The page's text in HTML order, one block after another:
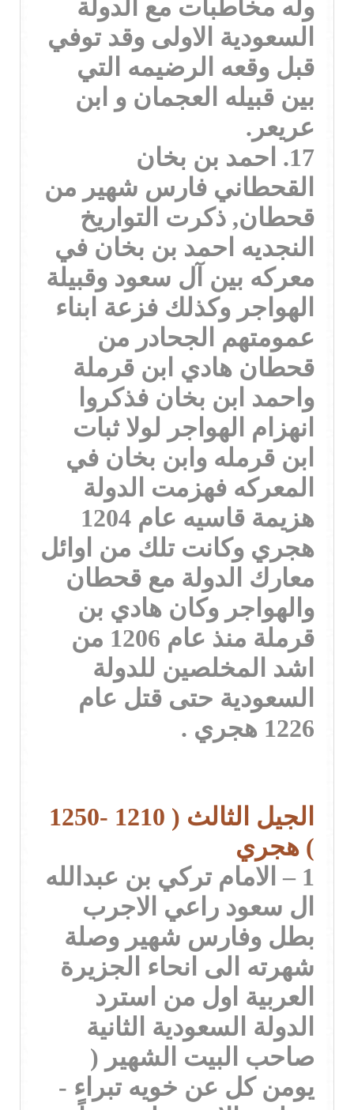
وله مخاطبات مع الدولة
السعودية الاولى وقد توفي
قبل وقعه الرضيمه التي
بين قبيله العجمان و ابن
عريعر.
17. احمد بن بخان
القحطاني فارس شهير من
قحطان, ذكرت التواريخ
النجديه احمد بن بخان في
معركه بين آل سعود وقبيلة
الهواجر وكذلك فزعة ابناء
عمومتهم الجحادر من
قحطان هادي ابن قرملة
واحمد ابن بخان فذكروا
انهزام الهواجر لولا ثبات
ابن قرمله وابن بخان في
المعركه فهزمت الدولة
هزيمة قاسيه عام 1204
هجري وكانت تلك من اوائل
معارك الدولة مع قحطان
والهواجر وكان هادي بن
قرملة منذ عام 1206 من
اشد المخلصين للدولة
السعودية حتى قتل عام
1226 هجري .
الجيل الثالث ( 1210 -1250
) هجري
1 – الامام تركي بن عبدالله
ال سعود راعي الاجرب
بطل وفارس شهير وصلة
شهرته الى انحاء الجزيرة
العربية اول من استرد
الدولة السعودية الثانية
صاحب البيت الشهير (
يومن كل عن خويه تبراء -